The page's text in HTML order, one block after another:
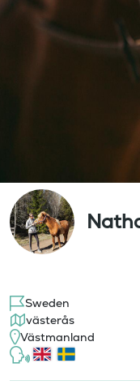
Sweden
västerås
Västmanland